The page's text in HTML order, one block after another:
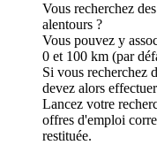
Vous recherchez
alentours ?
Vous pouvez y
0 et 100 km (par
Si vous recherchez
devez alors
Lancez votre
offres d'emploi
restituée.